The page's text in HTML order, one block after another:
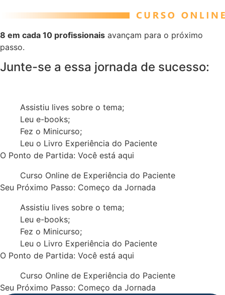
8 em cada 10 profissionais avançam para o próximo
passo.
Junte-se a essa jornada de sucesso:
Assistiu lives sobre o tema;
Leu e-books;
Fez o Minicurso;
Leu o Livro Experiência do Paciente
O Ponto de Partida: Você está aqui
Curso Online de Experiência do Paciente
Seu Próximo Passo: Começo da Jornada
Assistiu lives sobre o tema;
Leu e-books;
Fez o Minicurso;
Leu o Livro Experiência do Paciente
O Ponto de Partida: Você está aqui
Curso Online de Experiência do Paciente
Seu Próximo Passo: Começo da Jornada